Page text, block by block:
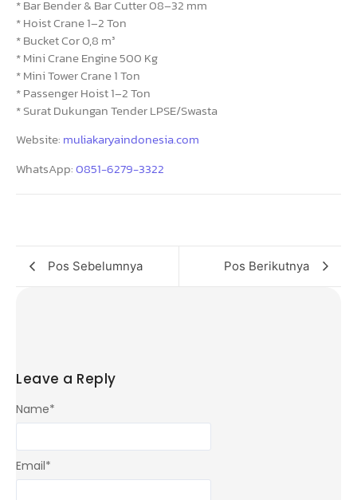
* Bar Bender & Bar Cutter 08–32 mm
* Hoist Crane 1–2 Ton
* Bucket Cor 0,8 m³
* Mini Crane Engine 500 Kg
* Mini Tower Crane 1 Ton
* Passenger Hoist 1–2 Ton
* Surat Dukungan Tender LPSE/Swasta
Website: muliakaryaindonesia.com
WhatsApp:0851-6279-3322
Pos Sebelumnya Pos Berikutnya
Leave a Reply
Name*
Email*